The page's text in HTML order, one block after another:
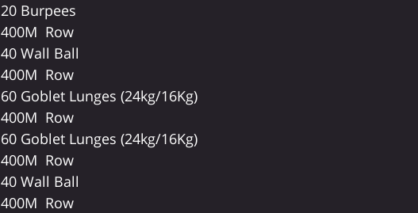
20 Burpees
400M  Row
40 Wall Ball
400M  Row
60 Goblet Lunges (24kg/16Kg)
400M  Row
60 Goblet Lunges (24kg/16Kg)
400M  Row
40 Wall Ball
400M  Row